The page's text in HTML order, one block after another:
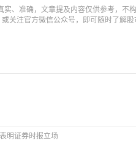
实、准确，文章提及内容仅供参考，不
关注官方微信公众号，即可随时了解
明证券时报立场